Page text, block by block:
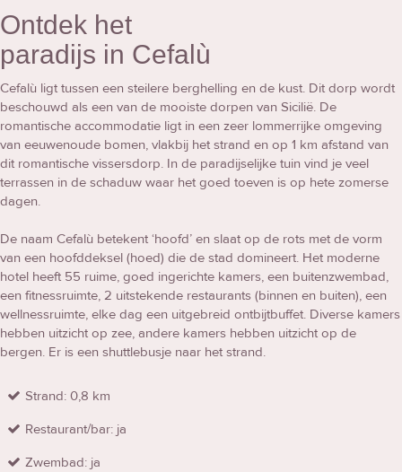
Ontdek het
paradijs in Cefalù
Cefalù ligt tussen een steilere berghelling en de kust. Dit dorp wordt
beschouwd als een van de mooiste dorpen van Sicilië. De
romantische accommodatie ligt in een zeer lommerrijke omgeving
van eeuwenoude bomen, vlakbij het strand en op 1 km afstand van
dit romantische vissersdorp. In de paradijselijke tuin vind je veel
terrassen in de schaduw waar het goed toeven is op hete zomerse
dagen.
De naam Cefalù betekent ‘hoofd’ en slaat op de rots met de vorm
van een hoofddeksel (hoed) die de stad domineert. Het moderne
hotel heeft 55 ruime, goed ingerichte kamers, een buitenzwembad,
een fitnessruimte, 2 uitstekende restaurants (binnen en buiten), een
wellnessruimte, elke dag een uitgebreid ontbijtbuffet. Diverse kamers
hebben uitzicht op zee, andere kamers hebben uitzicht op de
bergen. Er is een shuttlebusje naar het strand.
Strand: 0,8 km
Restaurant/bar: ja
Zwembad: ja